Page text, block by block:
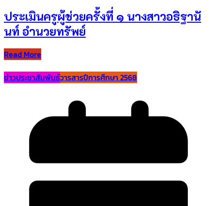
ประเมินครูผู้ช่วยครั้งที่ ๑ นางสาวอธิฐานั
นท์ อำนวยทรัพย์
Read More
ข่าวประชาสัมพันธ์วารสารปีการศึกษา 2568